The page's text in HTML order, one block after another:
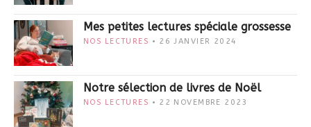
Mes petites lectures spéciale grossesse
NOS LECTURES 26 JANVIER 2024
Notre sélection de livres de Noël
NOS LECTURES 22 NOVEMBRE 2023